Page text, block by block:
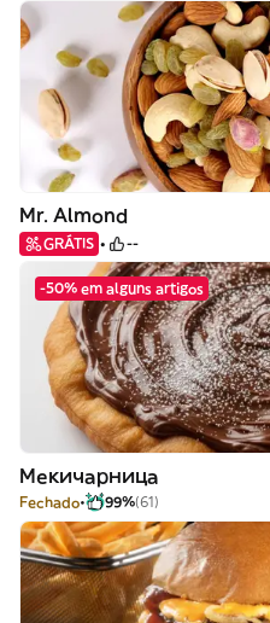
Mr. Almond
GRÁTIS --
-50% em alguns artigos
Мекичарница
Fechado 99%(61)